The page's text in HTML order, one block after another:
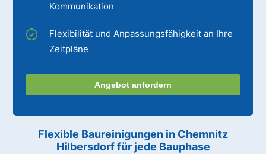
Kommunikation
Flexibilität und Anpassungsfähigkeit an Ihre
Zeitpläne
Angebot anfordern
Flexible Baureinigungen in Chemnitz
Hilbersdorffür jede Bauphase